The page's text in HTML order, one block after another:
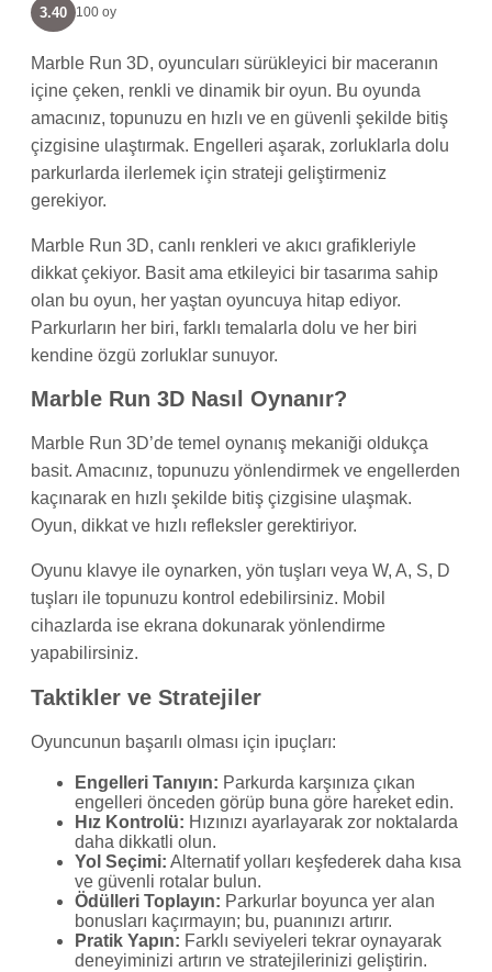
3.40 100 oy
Marble Run 3D, oyuncuları sürükleyici bir maceranın
içine çeken, renkli ve dinamik bir oyun. Bu oyunda
amacınız, topunuzu en hızlı ve en güvenli şekilde bitiş
çizgisine ulaştırmak. Engelleri aşarak, zorluklarla dolu
parkurlarda ilerlemek için strateji geliştirmeniz
gerekiyor.
Marble Run 3D, canlı renkleri ve akıcı grafikleriyle
dikkat çekiyor. Basit ama etkileyici bir tasarıma sahip
olan bu oyun, her yaştan oyuncuya hitap ediyor.
Parkurların her biri, farklı temalarla dolu ve her biri
kendine özgü zorluklar sunuyor.
Marble Run 3D Nasıl Oynanır?
Marble Run 3D’de temel oynanış mekaniği oldukça
basit. Amacınız, topunuzu yönlendirmek ve engellerden
kaçınarak en hızlı şekilde bitiş çizgisine ulaşmak.
Oyun, dikkat ve hızlı refleksler gerektiriyor.
Oyunu klavye ile oynarken, yön tuşları veya W, A, S, D
tuşları ile topunuzu kontrol edebilirsiniz. Mobil
cihazlarda ise ekrana dokunarak yönlendirme
yapabilirsiniz.
Taktikler ve Stratejiler
Oyuncunun başarılı olması için ipuçları:
Engelleri Tanıyın: Parkurda karşınıza çıkan
engelleri önceden görüp buna göre hareket edin.
Hız Kontrolü: Hızınızı ayarlayarak zor noktalarda
daha dikkatli olun.
Yol Seçimi: Alternatif yolları keşfederek daha kısa
ve güvenli rotalar bulun.
Ödülleri Toplayın: Parkurlar boyunca yer alan
bonusları kaçırmayın; bu, puanınızı artırır.
Pratik Yapın: Farklı seviyeleri tekrar oynayarak
deneyiminizi artırın ve stratejilerinizi geliştirin.